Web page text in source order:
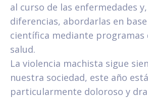
al curso de las enfermedades
diferencias, abordarlas en
científica mediante programas
salud.
La violencia machista sigue
nuestra sociedad, este año
particularmente doloroso y